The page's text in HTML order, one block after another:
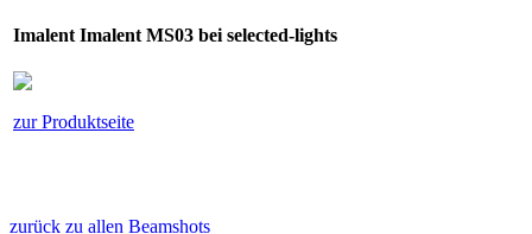
Imalent Imalent MS03 bei selected-lights
zur Produktseite
zurück zu allen Beamshots